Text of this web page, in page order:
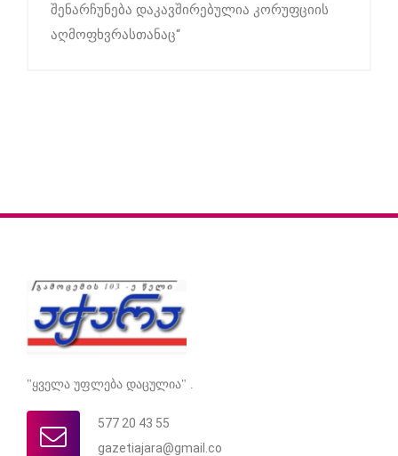
შენარჩუნება დაკავშირებულია კორუფციის
აღმოფხვრასთანაც“
"ყველა უფლება დაცულია" .
577 20 43 55
gazetiajara@gmail.co